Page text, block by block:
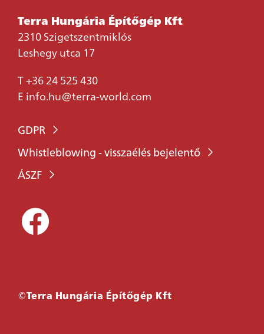
Terra Hungária Építőgép Kft
2310 Szigetszentmiklós
Leshegy utca 17
T+36 24 525 430
E info.hu@terra-world.com
GDPR
Whistleblowing - visszaélés bejelentő
ÁSZF
©Terra Hungária Építőgép Kft